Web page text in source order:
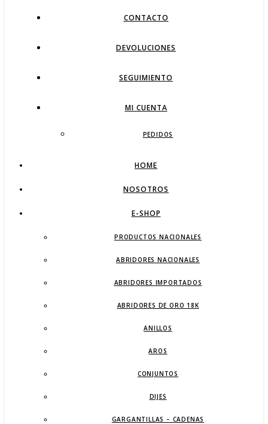
CONTACTO
DEVOLUCIONES
SEGUIMIENTO
MI CUENTA
PEDIDOS
HOME
NOSOTROS
E-SHOP
PRODUCTOS NACIONALES
ABRIDORES NACIONALES
ABRIDORES IMPORTADOS
ABRIDORES DE ORO 18K
ANILLOS
AROS
CONJUNTOS
DIJES
GARGANTILLAS – CADENAS